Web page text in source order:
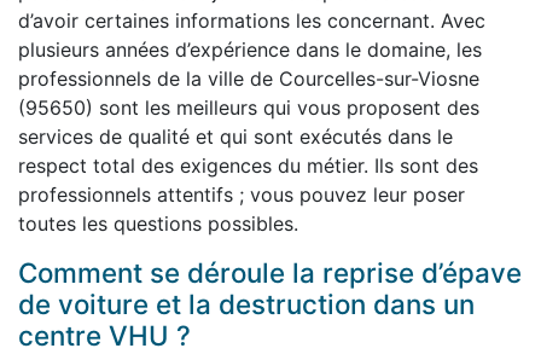
d’avoir certaines informations les concernant. Avec
plusieurs années d’expérience dans le domaine, les
professionnels de la ville de Courcelles-sur-Viosne
(95650) sont les meilleurs qui vous proposent des
services de qualité et qui sont exécutés dans le
respect total des exigences du métier. Ils sont des
professionnels attentifs ; vous pouvez leur poser
toutes les questions possibles.
Comment se déroule la reprise d’épave
de voiture et la destruction dans un
centre VHU ?